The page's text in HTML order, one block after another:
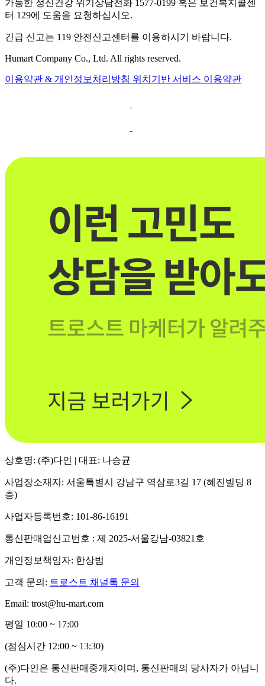
가능한 정신건강 위기상담전화 1577-0199 혹은 보건복지콜센
터 129에 도움을 요청하십시오.
긴급 신고는 119 안전신고센터를 이용하시기 바랍니다.
Humart Company Co., Ltd. All rights reserved.
이용약관 & 개인정보처리방침 위치기반 서비스 이용약관
상호명: (주)다인 | 대표: 나승균
사업장소재지: 서울특별시 강남구 역삼로3길 17 (혜진빌딩 8
층)
사업자등록번호: 101-86-16191
통신판매업신고번호 : 제 2025-서울강남-03821호
개인정보책임자: 한상범
고객 문의: 트로스트 채널톡 문의
Email: trost@hu-mart.com
평일 10:00 ~ 17:00
(점심시간 12:00 ~ 13:30)
(주)다인은 통신판매중개자이며, 통신판매의 당사자가 아닙니
다.